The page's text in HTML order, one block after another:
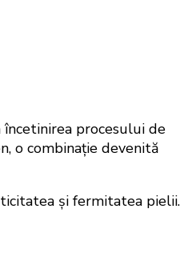
procesului de
o combinație devenită
și fermitatea pielii.